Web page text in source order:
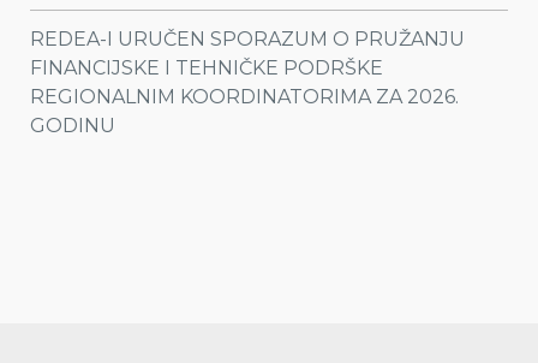
REDEA-I URUČEN SPORAZUM O PRUŽANJU
FINANCIJSKE I TEHNIČKE PODRŠKE
REGIONALNIM KOORDINATORIMA ZA 2026.
GODINU